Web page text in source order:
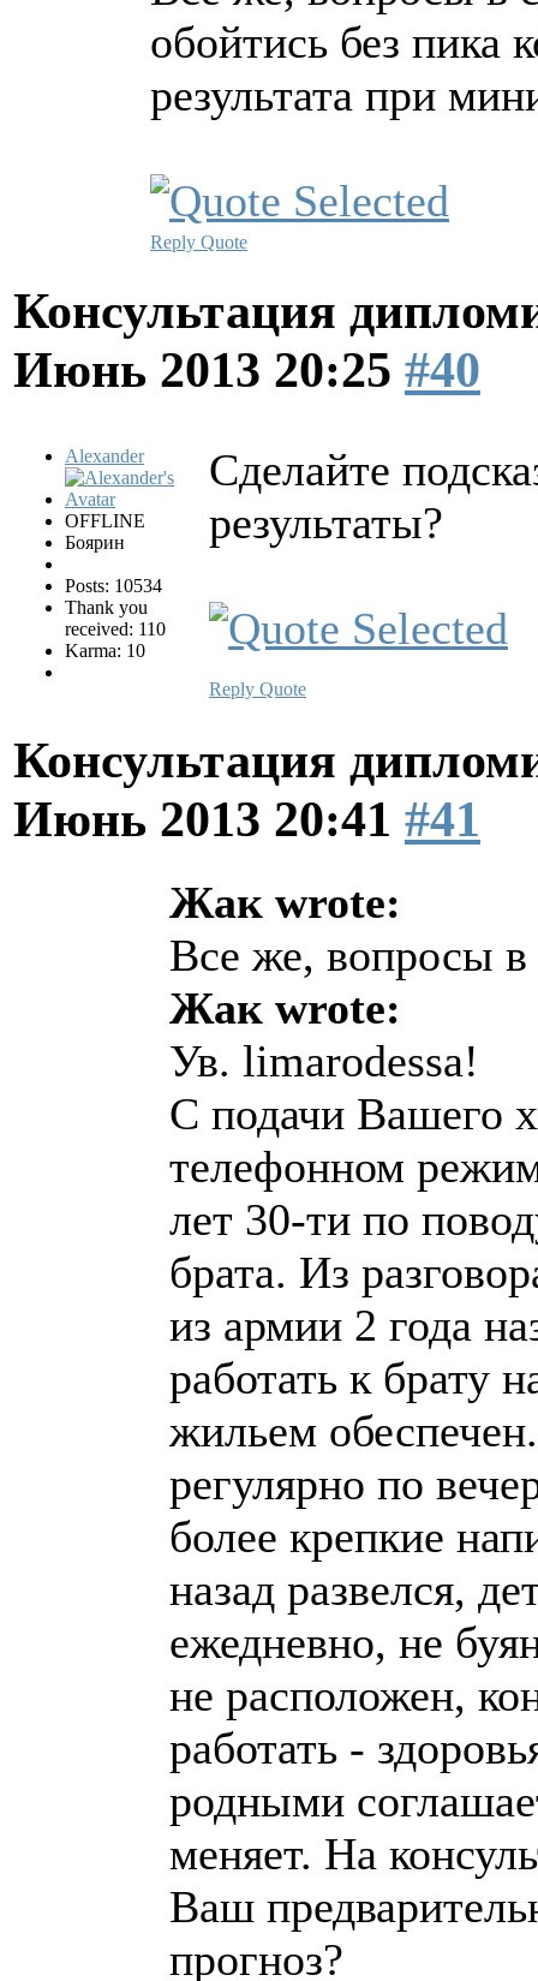
обойтись без пика
результата при
Reply Quote
Консультация
Июнь 2013 20:25 #40
Alexander
OFFLINE
Боярин
Posts: 10534
Thank you
received: 110
Karma: 10
Сделайте
результаты?
Reply Quote
Консультация
Июнь 2013 20:41 #41
Жак wrote:
Все же, вопросы в
Жак wrote:
Ув. limarodessa!
C подачи Вашего
телефонном
лет 30-ти по
брата. Из
из армии 2 года
работать к брату
жильем
регулярно по
более крепкие
назад развелся,
ежедневно, не
не расположен,
работать -
родными
меняет. На
Ваш
прогноз?